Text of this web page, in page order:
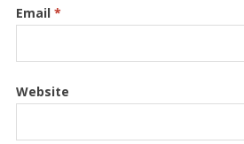
Email *
Website